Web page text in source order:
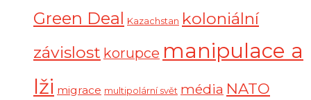
Green Deal Kazachstan koloniální
závislost korupce manipulace a
lži migrace multipolární svět média NATO